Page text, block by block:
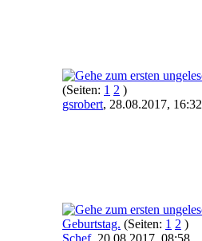
(Seiten: 1 2 )
gsrobert, 28.08.2017, 16:32
Geburtstag. (Seiten: 1 2 )
Schef, 20.08.2017, 08:58